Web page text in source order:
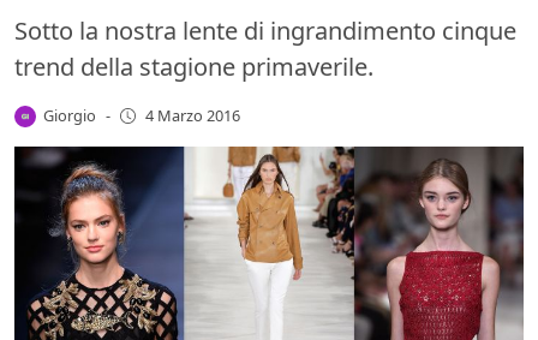
Sotto la nostra lente di ingrandimento cinque
trend della stagione primaverile.
Giorgio - 4 Marzo 2016